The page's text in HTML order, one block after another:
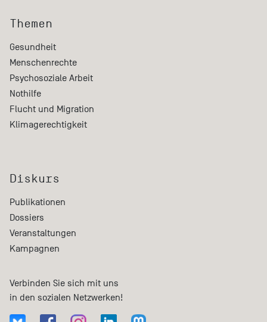
Themen
Gesundheit
Menschenrechte
Psychosoziale Arbeit
Nothilfe
Flucht und Migration
Klimagerechtigkeit
Diskurs
Publikationen
Dossiers
Veranstaltungen
Kampagnen
Verbinden Sie sich mit uns
in den sozialen Netzwerken!